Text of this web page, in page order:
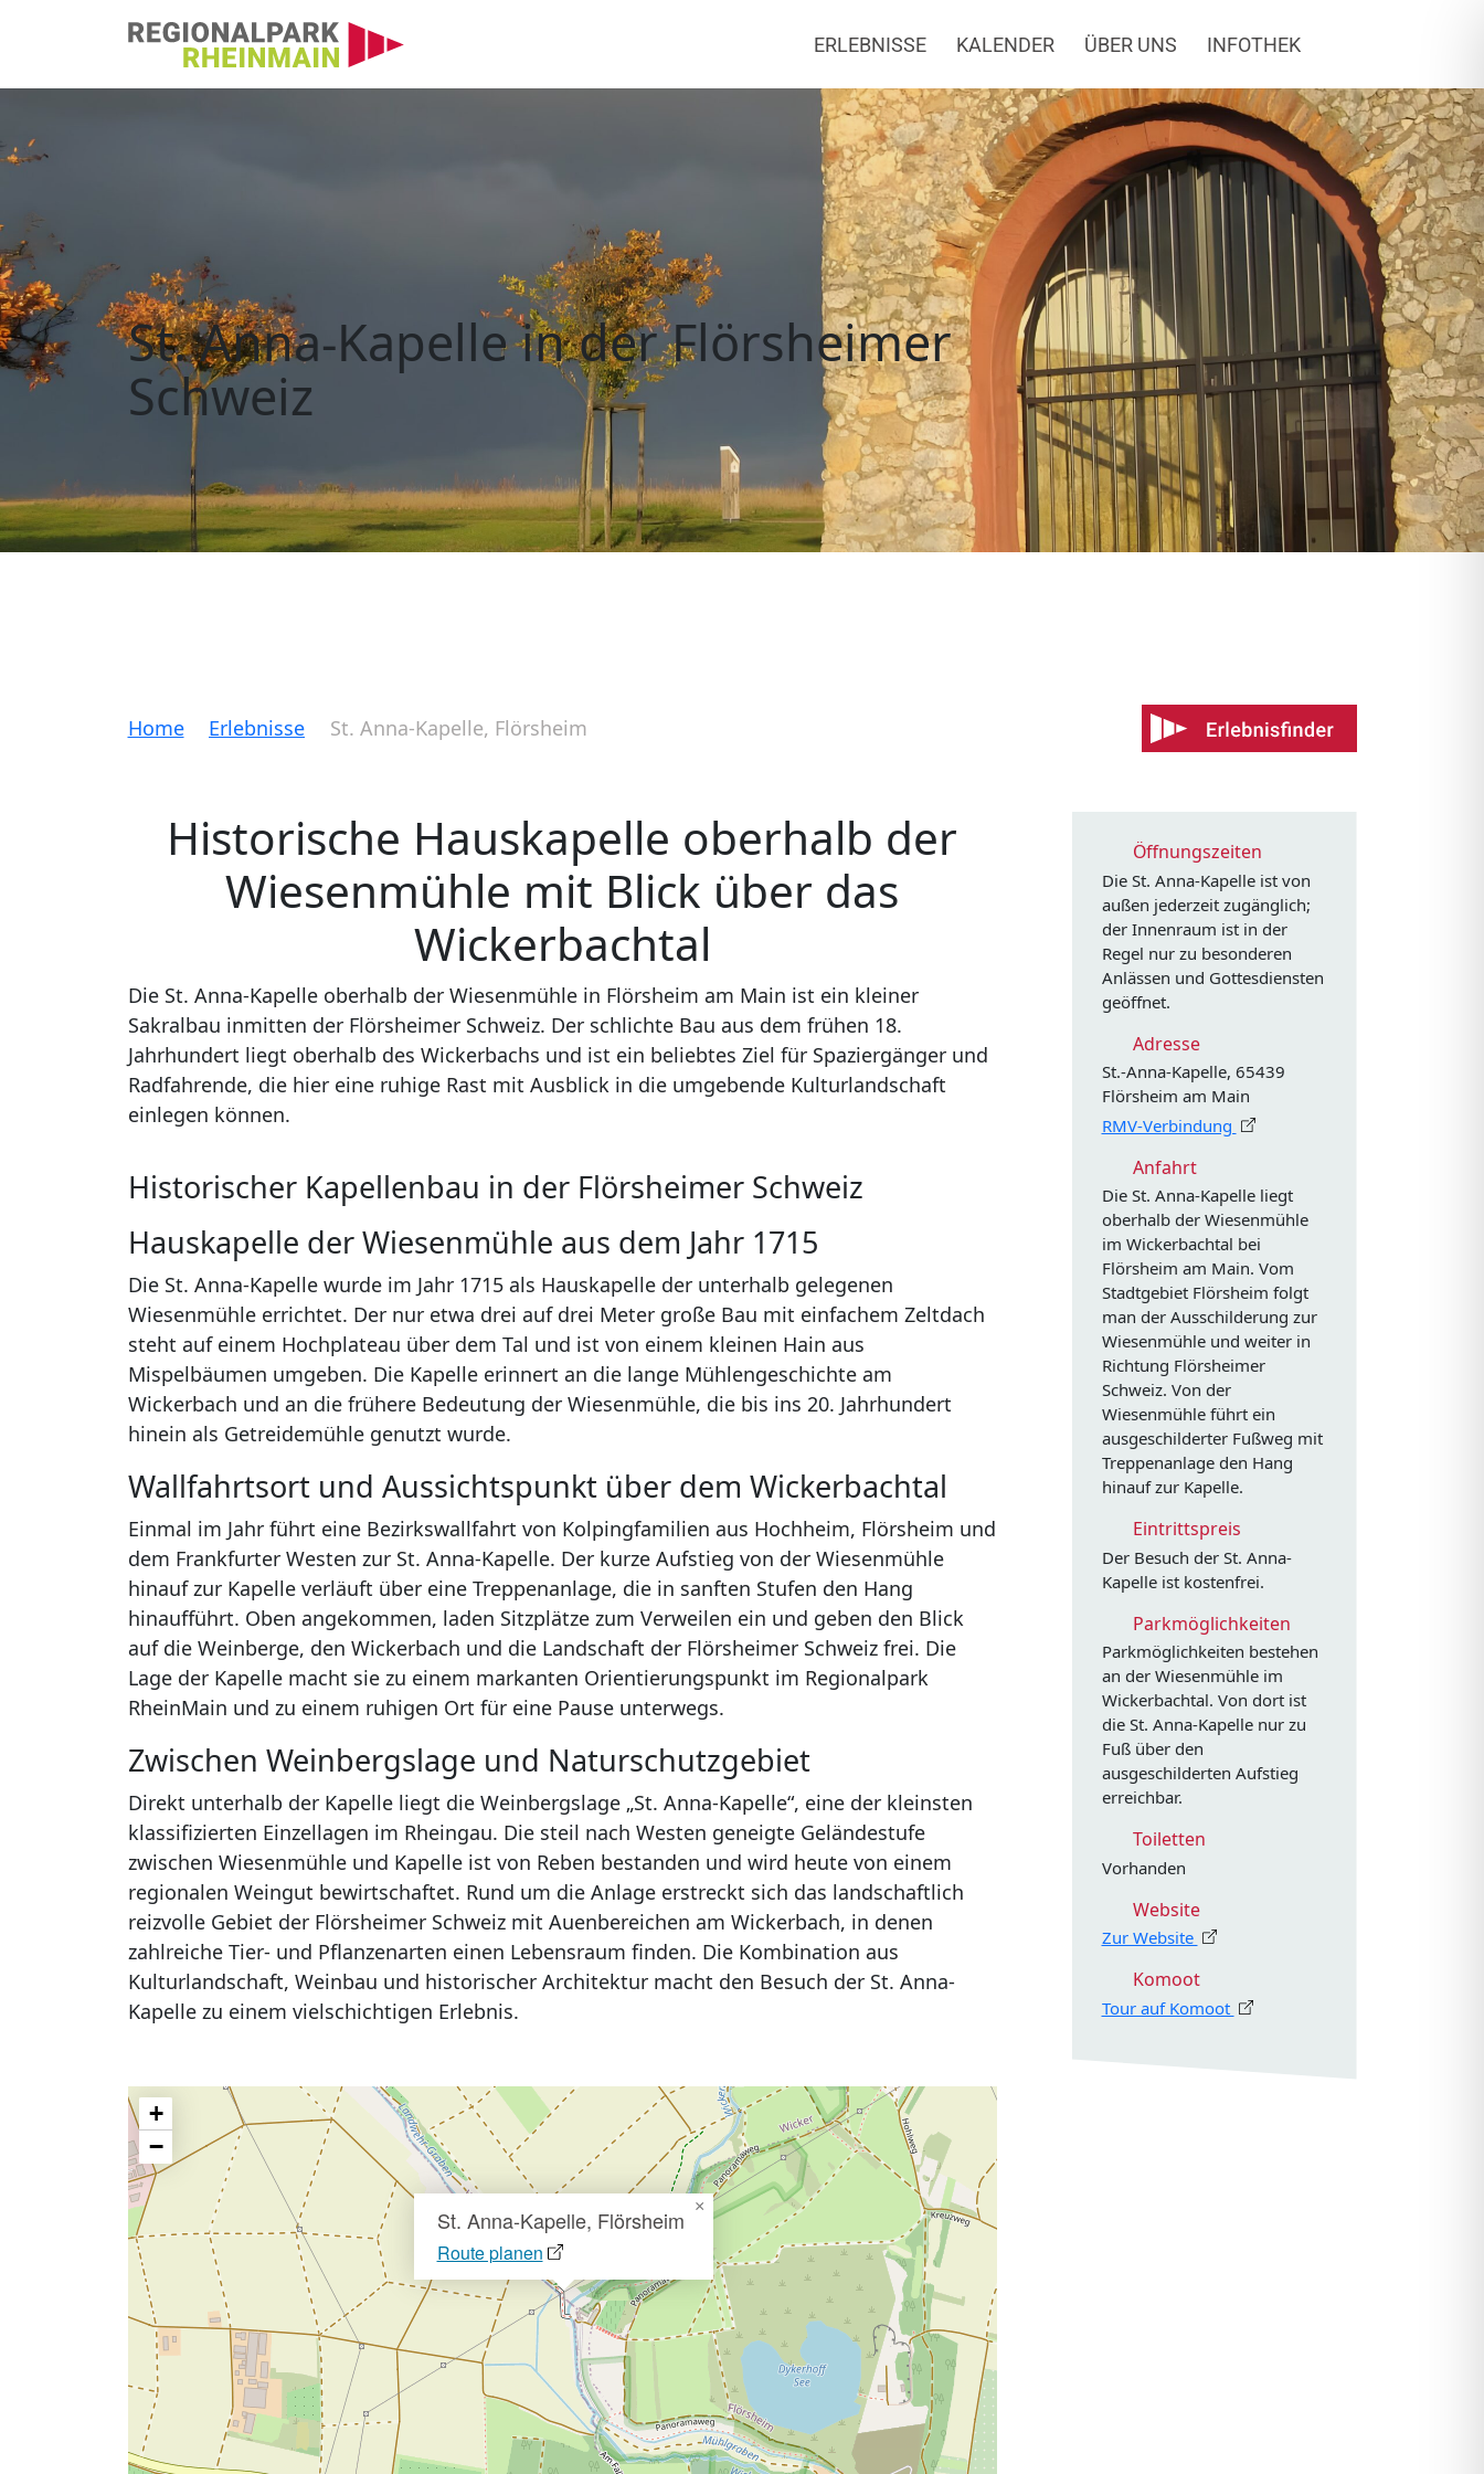
St. Anna-Kapelle, Flörsheim
Hauptnavigation ERLEBNISSE KALENDER ÜBER UNS INFOTHEK
St. Anna-Kapelle in der Flörsheimer
Schweiz
Home Erlebnisse St. Anna-Kapelle, Flörsheim
Historische Hauskapelle oberhalb der
Wiesenmühle mit Blick über das
Wickerbachtal
Die St. Anna-Kapelle oberhalb der Wiesenmühle in Flörsheim am Main ist ein kleiner
Sakralbau inmitten der Flörsheimer Schweiz. Der schlichte Bau aus dem frühen 18.
Jahrhundert liegt oberhalb des Wickerbachs und ist ein beliebtes Ziel für Spaziergänger und
Radfahrende, die hier eine ruhige Rast mit Ausblick in die umgebende Kulturlandschaft
einlegen können.
Historischer Kapellenbau in der Flörsheimer Schweiz
Hauskapelle der Wiesenmühle aus dem Jahr 1715
Die St. Anna-Kapelle wurde im Jahr 1715 als Hauskapelle der unterhalb gelegenen
Wiesenmühle errichtet. Der nur etwa drei auf drei Meter große Bau mit einfachem Zeltdach
steht auf einem Hochplateau über dem Tal und ist von einem kleinen Hain aus
Mispelbäumen umgeben. Die Kapelle erinnert an die lange Mühlengeschichte am
Wickerbach und an die frühere Bedeutung der Wiesenmühle, die bis ins 20. Jahrhundert
hinein als Getreidemühle genutzt wurde.
Wallfahrtsort und Aussichtspunkt über dem Wickerbachtal
Einmal im Jahr führt eine Bezirkswallfahrt von Kolpingfamilien aus Hochheim, Flörsheim und
dem Frankfurter Westen zur St. Anna-Kapelle. Der kurze Aufstieg von der Wiesenmühle
hinauf zur Kapelle verläuft über eine Treppenanlage, die in sanften Stufen den Hang
hinaufführt. Oben angekommen, laden Sitzplätze zum Verweilen ein und geben den Blick
auf die Weinberge, den Wickerbach und die Landschaft der Flörsheimer Schweiz frei. Die
Lage der Kapelle macht sie zu einem markanten Orientierungspunkt im Regionalpark
RheinMain und zu einem ruhigen Ort für eine Pause unterwegs.
Zwischen Weinbergslage und Naturschutzgebiet
Direkt unterhalb der Kapelle liegt die Weinbergslage „St. Anna-Kapelle“, eine der kleinsten
klassifizierten Einzellagen im Rheingau. Die steil nach Westen geneigte Geländestufe
zwischen Wiesenmühle und Kapelle ist von Reben bestanden und wird heute von einem
regionalen Weingut bewirtschaftet. Rund um die Anlage erstreckt sich das landschaftlich
reizvolle Gebiet der Flörsheimer Schweiz mit Auenbereichen am Wickerbach, in denen
zahlreiche Tier- und Pflanzenarten einen Lebensraum finden. Die Kombination aus
Kulturlandschaft, Weinbau und historischer Architektur macht den Besuch der St. Anna-
Kapelle zu einem vielschichtigen Erlebnis.
St. Anna-Kapelle, Flörsheim
Route planen
×
+
−
Öffnungszeiten
Die St. Anna-Kapelle ist von
außen jederzeit zugänglich;
der Innenraum ist in der
Regel nur zu besonderen
Anlässen und Gottesdiensten
geöffnet.
Adresse
St.-Anna-Kapelle, 65439
Flörsheim am Main
RMV-Verbindung
Anfahrt
Die St. Anna-Kapelle liegt
oberhalb der Wiesenmühle
im Wickerbachtal bei
Flörsheim am Main. Vom
Stadtgebiet Flörsheim folgt
man der Ausschilderung zur
Wiesenmühle und weiter in
Richtung Flörsheimer
Schweiz. Von der
Wiesenmühle führt ein
ausgeschilderter Fußweg mit
Treppenanlage den Hang
hinauf zur Kapelle.
Eintrittspreis
Der Besuch der St. Anna-
Kapelle ist kostenfrei.
Parkmöglichkeiten
Parkmöglichkeiten bestehen
an der Wiesenmühle im
Wickerbachtal. Von dort ist
die St. Anna-Kapelle nur zu
Fuß über den
ausgeschilderten Aufstieg
erreichbar.
Toiletten
Vorhanden
Website
Zur Website
Komoot
Tour auf Komoot